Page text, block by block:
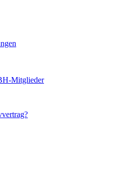
Mitglieder